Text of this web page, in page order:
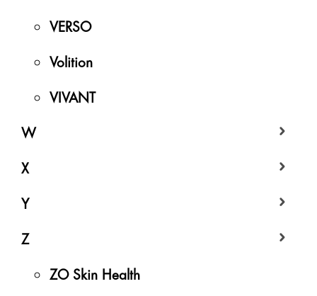
VERSO
Volition
VIVANT
W
X
Y
Z
ZO Skin Health